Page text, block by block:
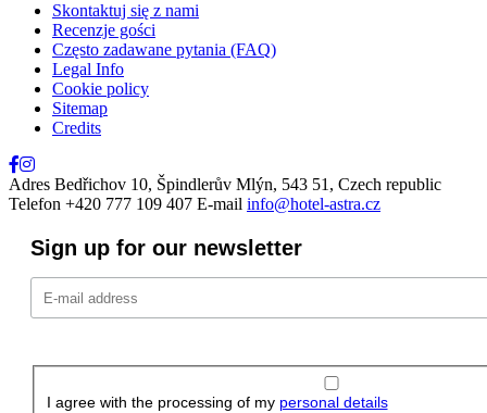
Skontaktuj się z nami
Recenzje gości
Często zadawane pytania (FAQ)
Legal Info
Cookie policy
Sitemap
Credits
Adres Bedřichov 10, Špindlerův Mlýn, 543 51, Czech republic
Telefon +420 777 109 407 E-mail info@hotel-astra.cz
Sign up for our newsletter
I agree with the processing of my personal details